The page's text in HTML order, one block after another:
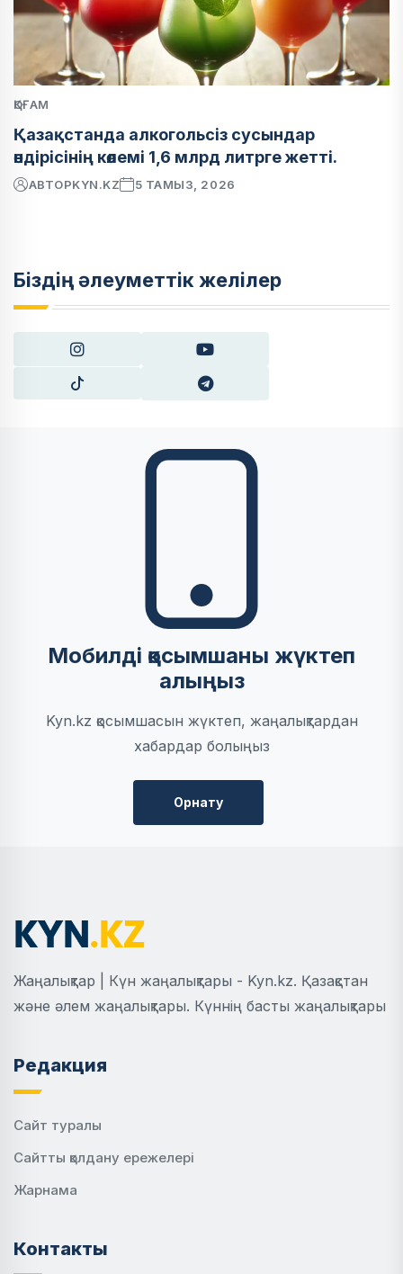
ҚОҒАМ
Қазақстанда алкогольсіз сусындар
өндірісінің көлемі 1,6 млрд литрге жетті.
АВТОРKYN.KZ 5 ТАМЫЗ, 2026
Біздің әлеуметтік желілер
Мобилді қосымшаны жүктеп
алыңыз
Kyn.kz қосымшасын жүктеп, жаңалықтардан
хабардар болыңыз
Орнату
Жаңалықтар | Күн жаңалықтары - Kyn.kz. Қазақстан
және әлем жаңалықтары. Күннің басты жаңалықтары
Редакция
Сайт туралы
Сайтты қолдану ережелері
Жарнама
Контакты